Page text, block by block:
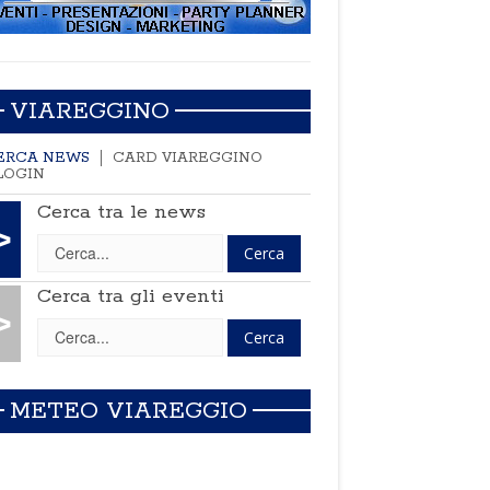
VIAREGGINO
NEWS
CARD VIAREGGINO
Cerca tra le news
Cerca tra gli eventi
METEO VIAREGGIO